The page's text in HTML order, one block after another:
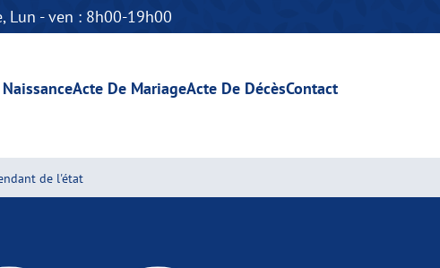
Lun - ven : 8h00-19h00
Acte De MariageActe De DécèsContact
de l'état